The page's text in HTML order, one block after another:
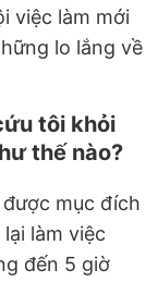
việc làm mới
lo lắng về
tôi khỏi
thế nào?
mục đích
làm việc
đến 5 giờ